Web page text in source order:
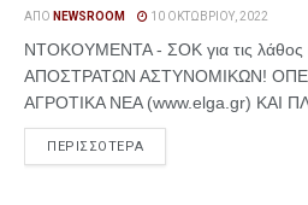
ΑΠΌ NEWSROOM 10 ΟΚΤΩΒΡΊΟΥ, 2022
ΝΤΟΚΟΥΜΕΝΤΑ - ΣΟΚ για τις λάθος
ΑΠΟΣΤΡΑΤΩΝ ΑΣΤΥΝΟΜΙΚΩΝ!
ΑΓΡΟΤΙΚΑ ΝΕΑ (www.elga.gr) ΚΑΙ
ΠΕΡΙΣΣΟΤΕΡΑ